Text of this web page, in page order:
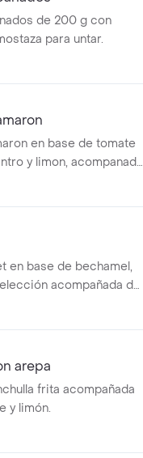
de 200 g con
para untar.
en base de tomate
y limon, acompanado
en base de bechamel,
acompañada de
arepa
frita acompañada
y limón.